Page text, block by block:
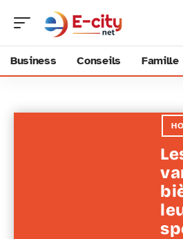
Business Conseils Famille